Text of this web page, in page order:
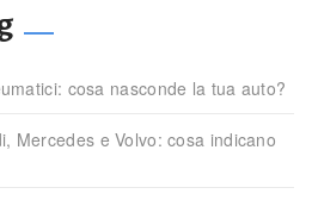
cosa nasconde la tua auto?
Mercedes e Volvo: cosa indicano